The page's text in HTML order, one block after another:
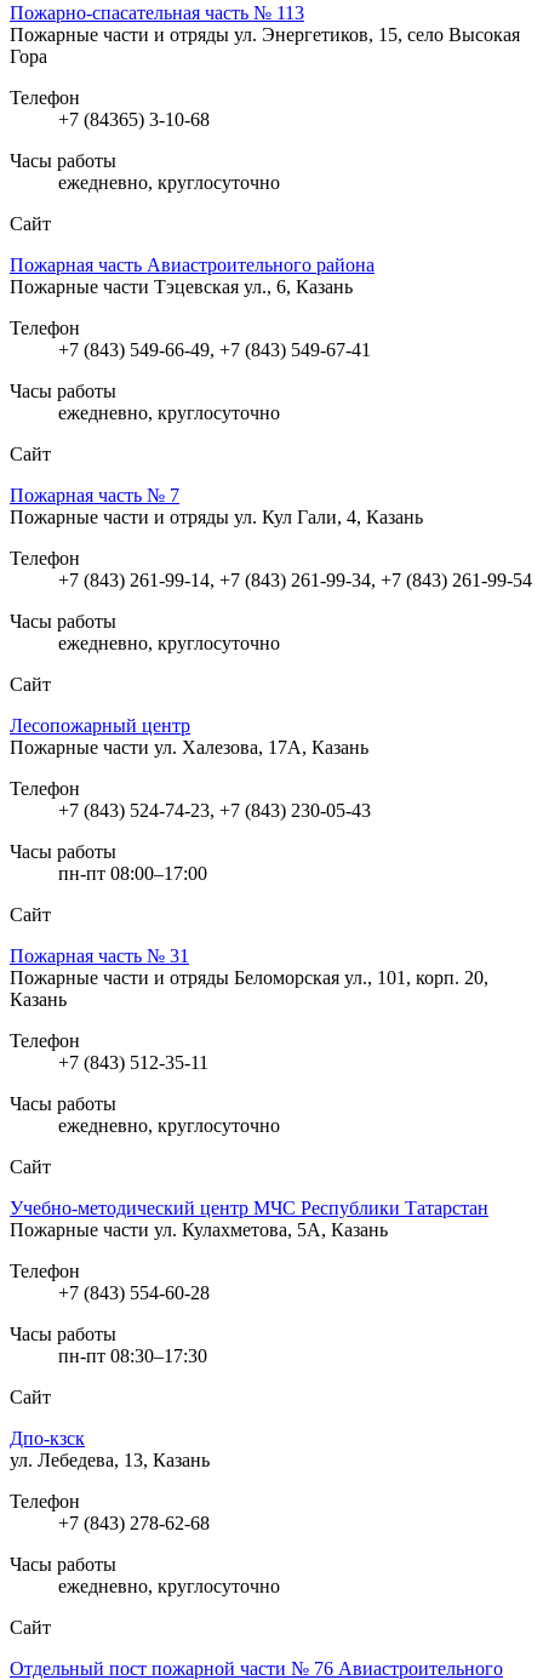
Пожарно-спасательная часть № 113
Пожарные части и отряды ул. Энергетиков, 15, село Высокая
Гора
Телефон
+7 (84365) 3-10-68
Часы работы
ежедневно, круглосуточно
Сайт
Пожарная часть Авиастроительного района
Пожарные части Тэцевская ул., 6, Казань
Телефон
+7 (843) 549-66-49, +7 (843) 549-67-41
Часы работы
ежедневно, круглосуточно
Сайт
Пожарная часть № 7
Пожарные части и отряды ул. Кул Гали, 4, Казань
Телефон
+7 (843) 261-99-14, +7 (843) 261-99-34, +7 (843) 261-99-54
Часы работы
ежедневно, круглосуточно
Сайт
Лесопожарный центр
Пожарные части ул. Халезова, 17А, Казань
Телефон
+7 (843) 524-74-23, +7 (843) 230-05-43
Часы работы
пн-пт 08:00–17:00
Сайт
Пожарная часть № 31
Пожарные части и отряды Беломорская ул., 101, корп. 20,
Казань
Телефон
+7 (843) 512-35-11
Часы работы
ежедневно, круглосуточно
Сайт
Учебно-методический центр МЧС Республики Татарстан
Пожарные части ул. Кулахметова, 5А, Казань
Телефон
+7 (843) 554-60-28
Часы работы
пн-пт 08:30–17:30
Сайт
Дпо-кзск
ул. Лебедева, 13, Казань
Телефон
+7 (843) 278-62-68
Часы работы
ежедневно, круглосуточно
Сайт
Отдельный пост пожарной части № 76 Авиастроительного